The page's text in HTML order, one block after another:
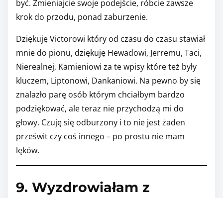
być. Zmieniajcie swoje podejście, róbcie zawsze
krok do przodu, ponad zaburzenie.
Dziękuję Victorowi który od czasu do czasu stawiał
mnie do pionu, dziękuję Hewadowi, Jerremu, Taci,
Nierealnej, Kamieniowi za te wpisy które też były
kluczem, Liptonowi, Dankaniowi. Na pewno by się
znalazło parę osób którym chciałbym bardzo
podziękować, ale teraz nie przychodzą mi do
głowy. Czuję się odburzony i to nie jest żaden
prześwit czy coś innego – po prostu nie mam
lęków.
9. Wyzdrowiałam z